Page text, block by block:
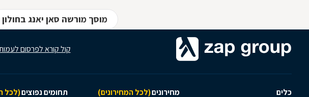
מוסך מורשה סאן יאנג בחולון
קול קורא לפרסום
כלים מחירונים(לכל המחירונים) תחומים נפוצים(לכל